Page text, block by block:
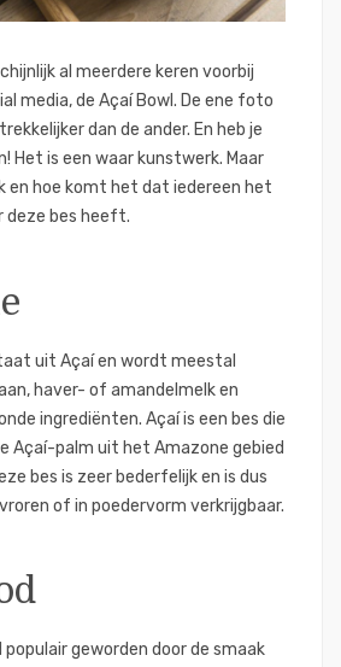
al meerdere keren voorbij
media, de Açaí Bowl. De ene foto
dan de ander. En heb je
Het is een waar kunstwerk. Maar
en hoe komt het dat iedereen het
deze bes heeft.
uit Açaí en wordt meestal
haver- of amandelmelk en
ingrediënten. Açaí is een bes die
Açaí-palm uit het Amazone gebied
bes is zeer bederfelijk en is dus
of in poedervorm verkrijgbaar.
geworden door de smaak